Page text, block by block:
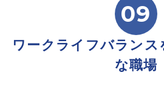
09
ワークライフバランス
な職場